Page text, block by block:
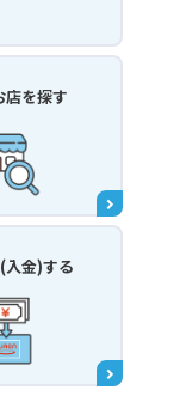
店を探す
入金)する